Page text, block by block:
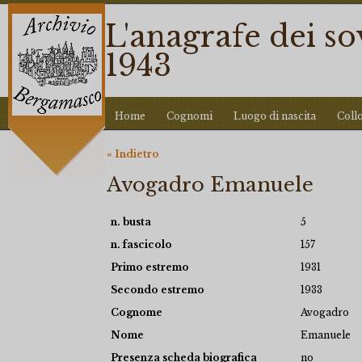
L'anagrafe dei
1943
Home Cognomi Luogo di nascita
« Indietro
Avogadro Emanuele
n. busta
5
n. fascicolo
157
Primo estremo
1931
Secondo estremo
1933
Cognome
Avogadro
Nome
Emanuele
Presenza scheda biografica
no